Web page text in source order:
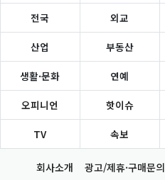
전국 외교
산업 부동산
생활·문화 연예
오피니언 핫이슈
TV 속보
회사소개 광고/제휴·구매문의